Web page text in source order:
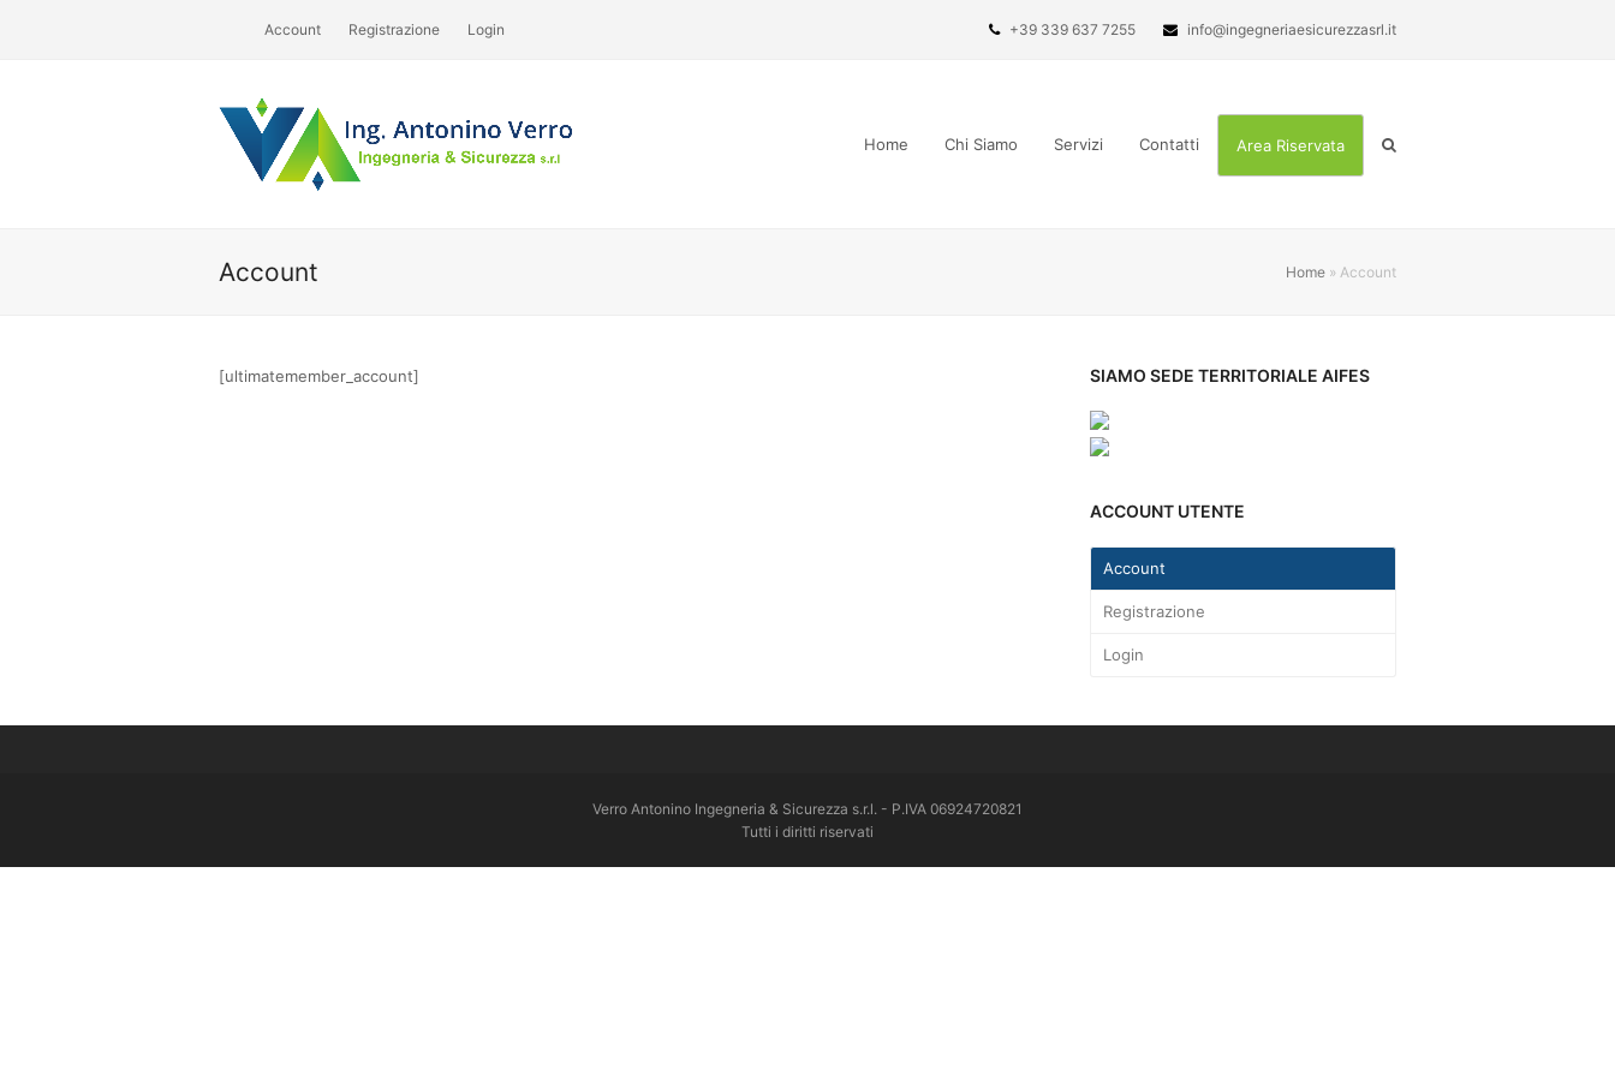
Account Registrazione Login +39 339 637 7255 info@ingegneriaesicurezzasrl.it
Home Chi Siamo Servizi Contatti Area Riservata
Account Home » Account
[ultimatemember_account] SIAMO SEDE TERRITORIALE AIFES
ACCOUNT UTENTE
Account
Registrazione
Login
Verro Antonino Ingegneria & Sicurezza s.r.l. - P.IVA 06924720821
Tutti i diritti riservati